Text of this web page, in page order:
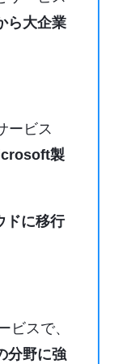
ら大企業
ービス
製
ドに移行
スで、
分野に強